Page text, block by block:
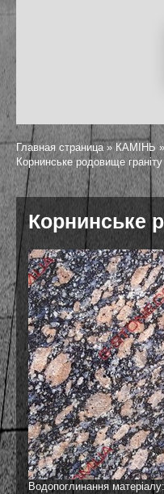
Главная страница» КАМІНЬ
Корнинське родовище граніту
Корнинське
Водопоглинання